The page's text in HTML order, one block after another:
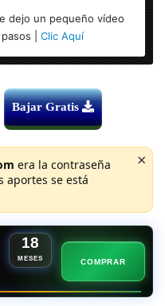
dejo un pequeño vídeo
| Clic Aquí
Bajar Gratis
era la contraseña
aportes se está
×
18
MESES COMPRAR